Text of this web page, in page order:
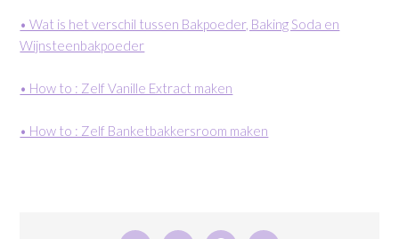
• Wat is het verschil tussen Bakpoeder, Baking Soda en
Wijnsteenbakpoeder
• How to : Zelf Vanille Extract maken
• How to : Zelf Banketbakkersroom maken